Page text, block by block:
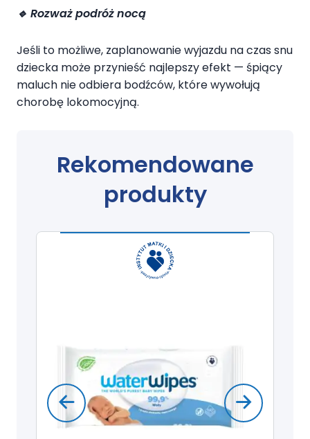
🔹 Rozważ podróż nocą
Jeśli to możliwe, zaplanowanie wyjazdu na czas snu
dziecka może przynieść najlepszy efekt — śpiący
maluch nie odbiera bodźców, które wywołują
chorobę lokomocyjną.
Rekomendowane
produkty